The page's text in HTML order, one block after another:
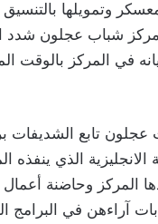
وتمويلها
شباب عجلون شدد
في المركز بالوقت
تابع الشديفات
الانجليزية الذي ينفذه
المركز وحاضنة
آراءهن في البرامج